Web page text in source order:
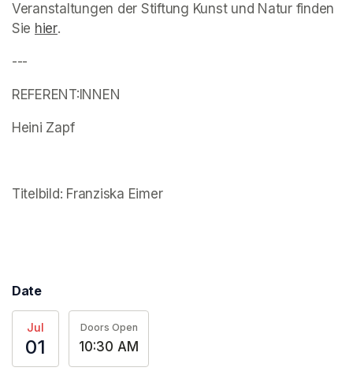
Veranstaltungen der Stiftung Kunst und Natur finden
Sie (opens in a new tab)
hier(opens in a new tab)
.
---
REFERENT:INNEN
Heini Zapf
(opens in a new tab)
Titelbild: Franziska Eimer(opens in a new tab)
Date
Jul
01
Doors Open
10:30 AM